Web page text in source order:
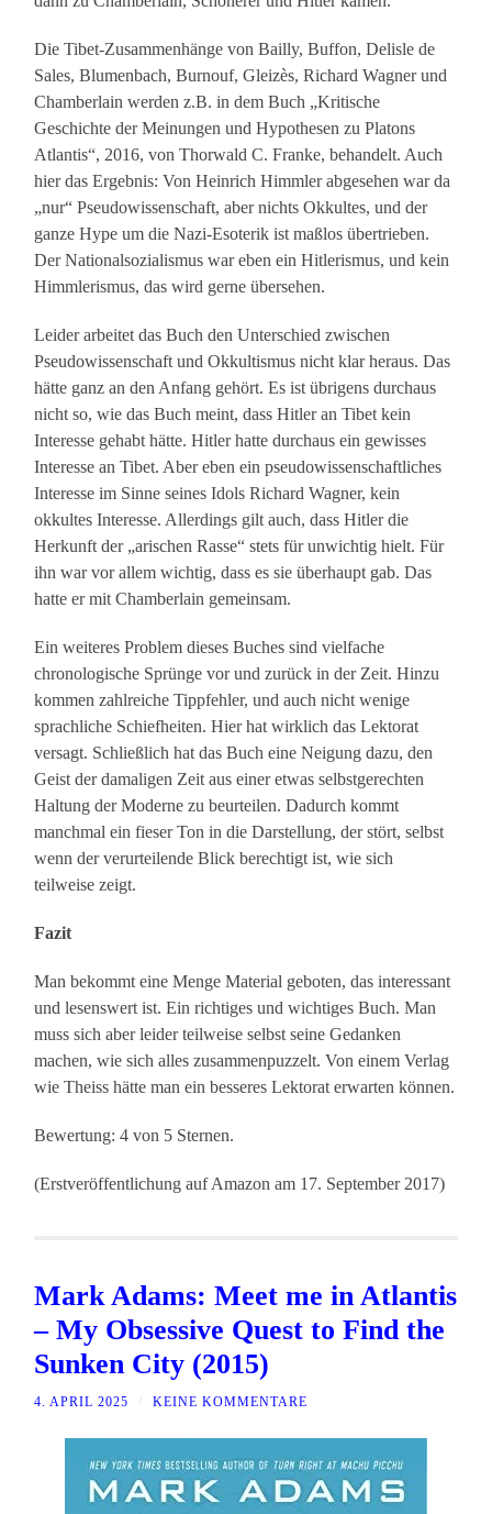
Die Tibet-Zusammenhänge von Bailly, Buffon, Delisle de
Sales, Blumenbach, Burnouf, Gleizès, Richard Wagner und
Chamberlain werden z.B. in dem Buch „Kritische
Geschichte der Meinungen und Hypothesen zu Platons
Atlantis“, 2016, von Thorwald C. Franke, behandelt. Auch
hier das Ergebnis: Von Heinrich Himmler abgesehen war da
„nur“ Pseudowissenschaft, aber nichts Okkultes, und der
ganze Hype um die Nazi-Esoterik ist maßlos übertrieben.
Der Nationalsozialismus war eben ein Hitlerismus, und kein
Himmlerismus, das wird gerne übersehen.
Leider arbeitet das Buch den Unterschied zwischen
Pseudowissenschaft und Okkultismus nicht klar heraus. Das
hätte ganz an den Anfang gehört. Es ist übrigens durchaus
nicht so, wie das Buch meint, dass Hitler an Tibet kein
Interesse gehabt hätte. Hitler hatte durchaus ein gewisses
Interesse an Tibet. Aber eben ein pseudowissenschaftliches
Interesse im Sinne seines Idols Richard Wagner, kein
okkultes Interesse. Allerdings gilt auch, dass Hitler die
Herkunft der „arischen Rasse“ stets für unwichtig hielt. Für
ihn war vor allem wichtig, dass es sie überhaupt gab. Das
hatte er mit Chamberlain gemeinsam.
Ein weiteres Problem dieses Buches sind vielfache
chronologische Sprünge vor und zurück in der Zeit. Hinzu
kommen zahlreiche Tippfehler, und auch nicht wenige
sprachliche Schiefheiten. Hier hat wirklich das Lektorat
versagt. Schließlich hat das Buch eine Neigung dazu, den
Geist der damaligen Zeit aus einer etwas selbstgerechten
Haltung der Moderne zu beurteilen. Dadurch kommt
manchmal ein fieser Ton in die Darstellung, der stört, selbst
wenn der verurteilende Blick berechtigt ist, wie sich
teilweise zeigt.
Fazit
Man bekommt eine Menge Material geboten, das interessant
und lesenswert ist. Ein richtiges und wichtiges Buch. Man
muss sich aber leider teilweise selbst seine Gedanken
machen, wie sich alles zusammenpuzzelt. Von einem Verlag
wie Theiss hätte man ein besseres Lektorat erwarten können.
Bewertung: 4 von 5 Sternen.
(Erstveröffentlichung auf Amazon am 17. September 2017)
Mark Adams: Meet me in Atlantis
– My Obsessive Quest to Find the
Sunken City (2015)
4. APRIL 2025 KEINE KOMMENTARE